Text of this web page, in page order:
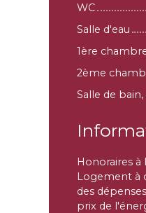
WC
Salle d'eau
1ère
2ème
Salle de
Honoraires à
Logement à
des
prix de